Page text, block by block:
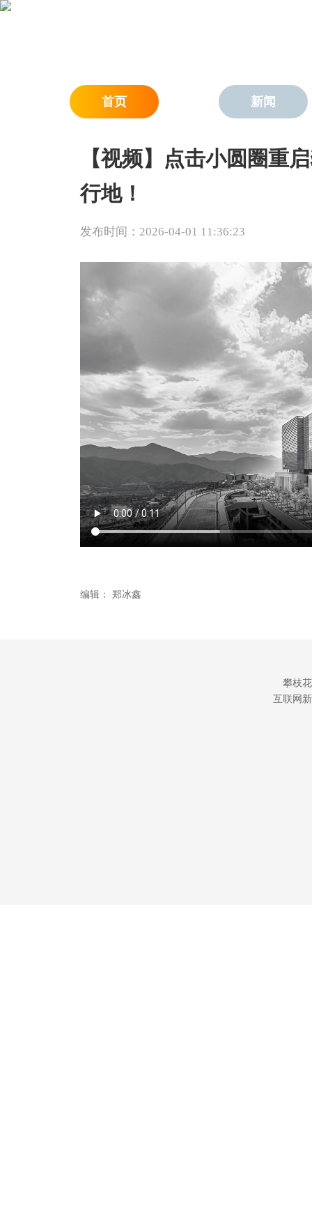
首页 新闻
【视频】点击小圆圈重
行地！
发布时间：2026-04-01 11:36:23
编辑： 郑冰鑫
攀枝
互联网